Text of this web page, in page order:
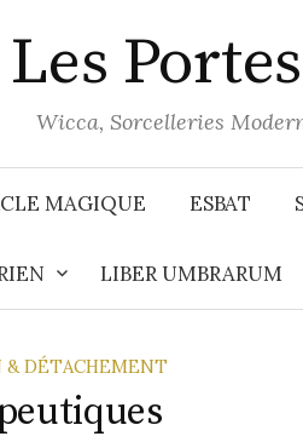
Les
Wicca, Sorcelleries
MAGIQUE ESBAT
LIBER UMBRARUM
& DÉTACHEMENT